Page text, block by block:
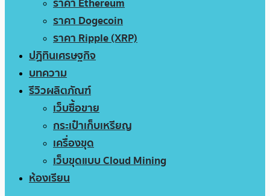
ราคา Dogecoin
ราคา Ripple (XRP)
ปฏิทินเศรษฐกิจ
บทความ
รีวิวผลิตภัณฑ์
เว็บซื้อขาย
กระเป๋าเก็บเหรียญ
เครื่องขุด
เว็บขุดแบบ Cloud Mining
ห้องเรียน